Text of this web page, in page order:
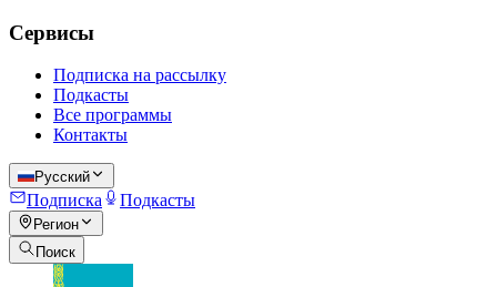
Сервисы
Подписка на рассылку
Подкасты
Все программы
Контакты
Русский
Подписка Подкасты
Регион
Поиск